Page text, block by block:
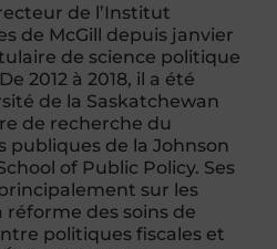
de l’Institut
de McGill depuis janvier
de science politique
2012 à 2018, il a été
de la Saskatchewan
de recherche du
publiques de la Johnson
of Public Policy. Ses
sur les
réforme des soins de
politiques fiscales et